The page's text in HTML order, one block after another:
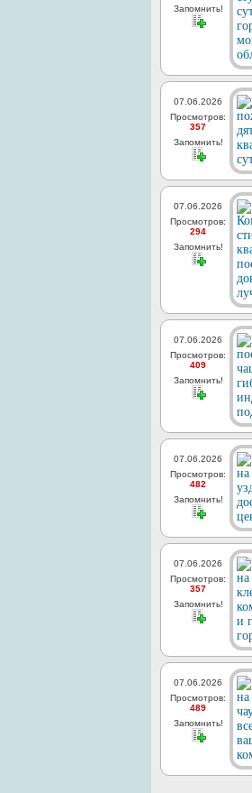
Запомнить!
07.06.2026
Просмотров:
357
Запомнить!
07.06.2026
Просмотров:
294
Запомнить!
07.06.2026
Просмотров:
409
Запомнить!
07.06.2026
Просмотров:
482
Запомнить!
07.06.2026
Просмотров:
357
Запомнить!
07.06.2026
Просмотров:
489
Запомнить!